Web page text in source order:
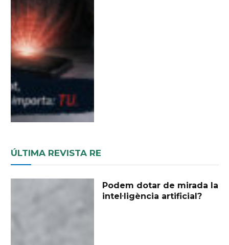
ÚLTIMA REVISTA RE
Podem dotar de mirada la
intel·ligència artificial?